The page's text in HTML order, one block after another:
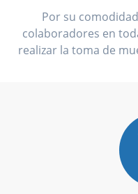
Por su
colaboradores en
realizar la toma de